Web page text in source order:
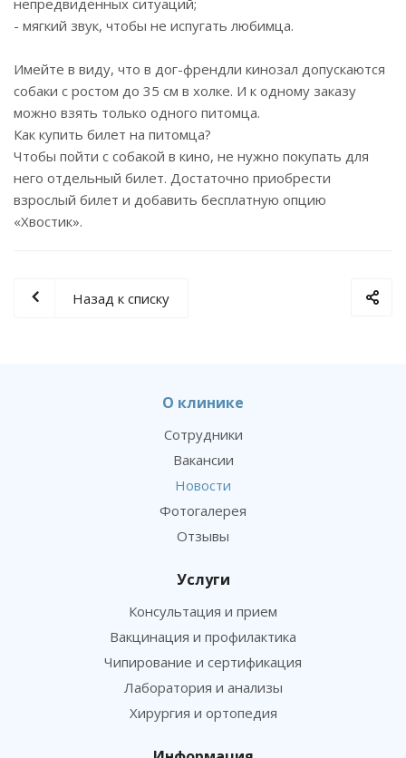
непредвиденных ситуаций;
- мягкий звук, чтобы не испугать любимца.
Имейте в виду, что в дог-френдли кинозал допускаются
собаки с ростом до 35 см в холке. И к одному заказу
можно взять только одного питомца.
Как купить билет на питомца?
Чтобы пойти с собакой в кино, не нужно покупать для
него отдельный билет. Достаточно приобрести
взрослый билет и добавить бесплатную опцию
«Хвостик».
Назад к списку
О клинике
Сотрудники
Вакансии
Новости
Фотогалерея
Отзывы
Услуги
Консультация и прием
Вакцинация и профилактика
Чипирование и сертификация
Лаборатория и анализы
Хирургия и ортопедия